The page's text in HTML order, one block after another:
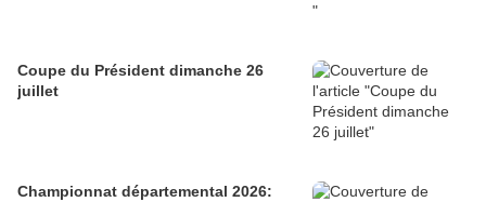
Coupe du Président dimanche 26
juillet
Championnat départemental 2026: